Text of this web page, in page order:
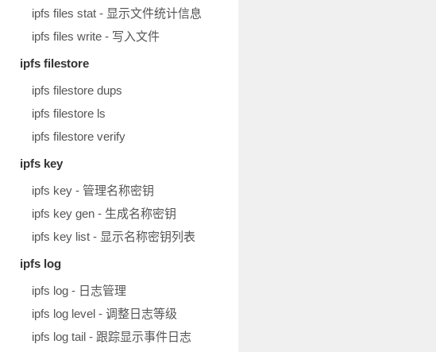
ipfs files stat - 显示文件统计信息
ipfs files write - 写入文件
ipfs filestore
ipfs filestore dups
ipfs filestore ls
ipfs filestore verify
ipfs key
ipfs key - 管理名称密钥
ipfs key gen - 生成名称密钥
ipfs key list - 显示名称密钥列表
ipfs log
ipfs log - 日志管理
ipfs log level - 调整日志等级
ipfs log tail - 跟踪显示事件日志